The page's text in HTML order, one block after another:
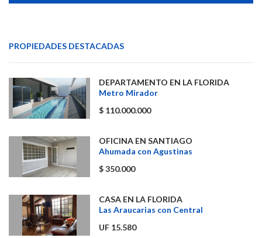
PROPIEDADES DESTACADAS
DEPARTAMENTO EN LA FLORIDA
Metro Mirador
$ 110.000.000
OFICINA EN SANTIAGO
Ahumada con Agustinas
$ 350.000
CASA EN LA FLORIDA
Las Araucarias con Central
UF 15.580